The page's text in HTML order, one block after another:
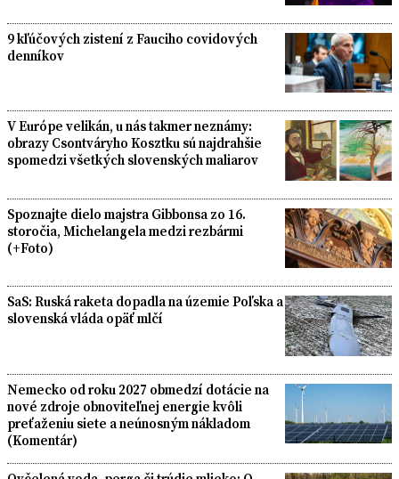
9 kľúčových zistení z Fauciho covidových
denníkov
V Európe velikán, u nás takmer neznámy:
obrazy Csontváryho Kosztku sú najdrahšie
spomedzi všetkých slovenských maliarov
Spoznajte dielo majstra Gibbonsa zo 16.
storočia, Michelangela medzi rezbármi
(+Foto)
SaS: Ruská raketa dopadla na územie Poľska a
slovenská vláda opäť mlčí
Nemecko od roku 2027 obmedzí dotácie na
nové zdroje obnoviteľnej energie kvôli
preťaženiu siete a neúnosným nákladom
(Komentár)